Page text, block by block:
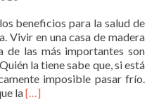
beneficios para la salud de
Vivir en una casa de madera
de las más importantes son
la tiene sabe que, si está
imposible pasar frío.
laL[…]